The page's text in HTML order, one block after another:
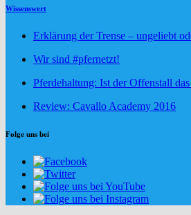
Wissenswert
Erklärung der Trense – ungeliebt
Wir sind #pfernetzt!
Pferdehaltung: Ist der Offenstall
Review: Cavallo Academy 2016
Folge uns bei